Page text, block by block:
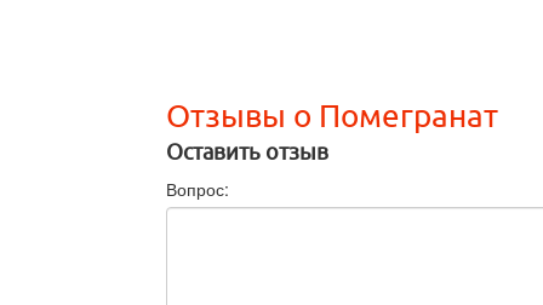
Отзывы о Помегранат
Оставить отзыв
Вопрос: